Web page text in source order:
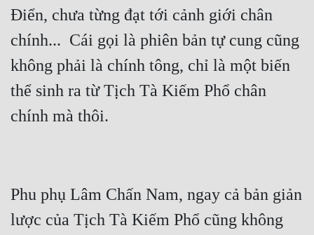
Điển, chưa từng đạt tới cảnh giới chân
chính...  Cái gọi là phiên bản tự cung cũng
không phải là chính tông, chỉ là một biến
thể sinh ra từ Tịch Tà Kiếm Phổ chân
Phu phụ Lâm Chấn Nam, ngay cả bản giản
lược của Tịch Tà Kiếm Phổ cũng không